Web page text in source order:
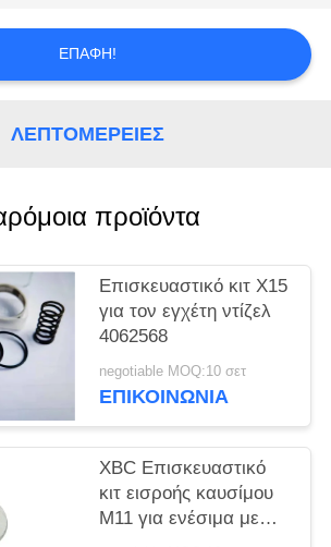
ΕΠΑΦΉ!
ΛΕΠΤΟΜΈΡΕΙΕΣ
προϊόντα
Επισκευαστικό κιτ X15
για τον εγχέτη ντίζελ
4062568
negotiable MOQ:10 σετ
ΕΠΙΚΟΙΝΩΝΙΑ
XBC Επισκευαστικό
κιτ εισροής καυσίμου
M11 για ενέσιμα με